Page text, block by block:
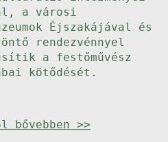
a városi
Éjszakájával és
rendezvénnyel
a festőművész
kötődését.
bővebben >>